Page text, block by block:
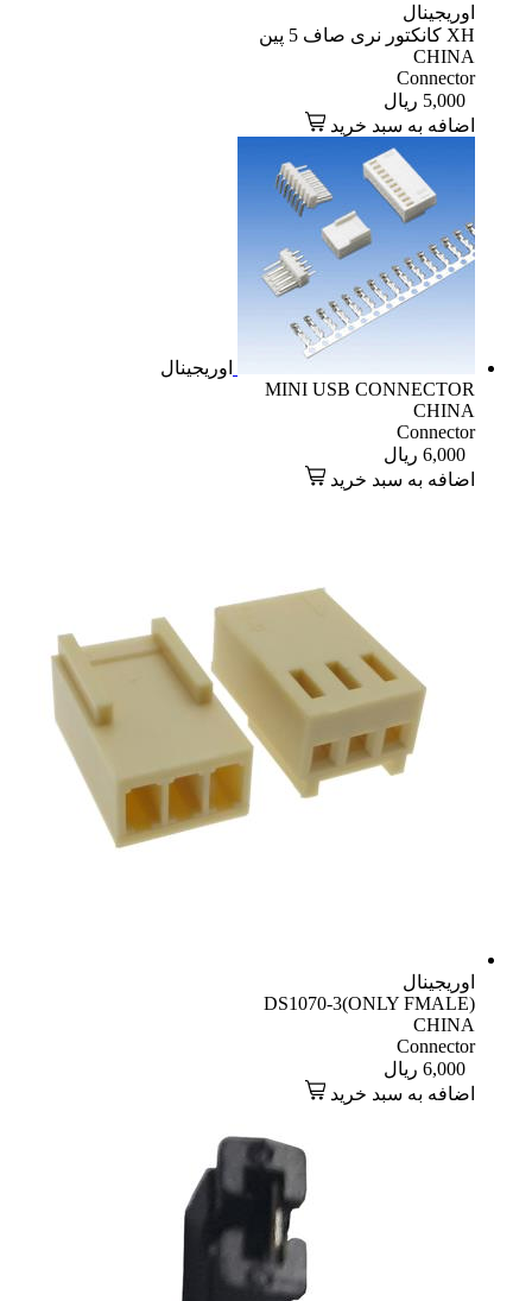
اوریجینال
XH کانکتور نری صاف 5 پین
CHINA
Connector
5,000 ریال
اضافه به سبد خرید
اوریجینال
MINI USB CONNECTOR
CHINA
Connector
6,000 ریال
اضافه به سبد خرید
اوریجینال
DS1070-3(ONLY FMALE)
CHINA
Connector
6,000 ریال
اضافه به سبد خرید